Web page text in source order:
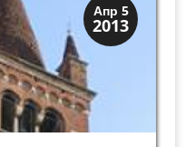
Апр 5
2013